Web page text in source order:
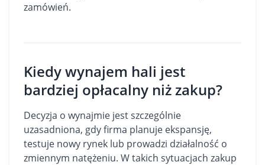
zamówień.
Kiedy wynajem hali jest
bardziej opłacalny niż zakup?
Decyzja o wynajmie jest szczególnie
uzasadniona, gdy firma planuje ekspansję,
testuje nowy rynek lub prowadzi działalność o
zmiennym natężeniu. W takich sytuacjach zakup